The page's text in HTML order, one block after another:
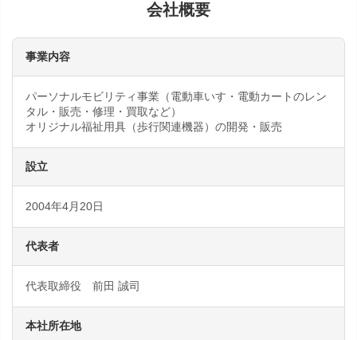
会社概要
事業内容
パーソナルモビリティ事業（電動車いす・電動カートのレン
タル・販売・修理・買取など）
オリジナル福祉用具（歩行関連機器）の開発・販売
設立
2004年4月20日
代表者
代表取締役 前田 誠司
本社所在地